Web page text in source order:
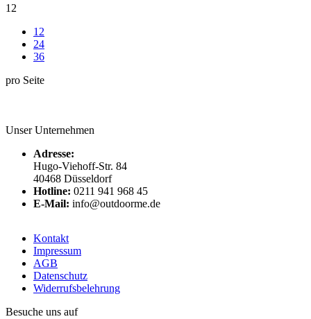
12
12
24
36
pro Seite
Unser Unternehmen
Adresse:
Hugo-Viehoff-Str. 84
40468 Düsseldorf
Hotline: 0211 941 968 45
E-Mail: info@outdoorme.de
Kontakt
Impressum
AGB
Datenschutz
Widerrufsbelehrung
Besuche uns auf